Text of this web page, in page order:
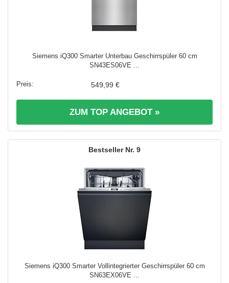
Siemens iQ300 Smarter Unterbau Geschirrspüler 60 cm
SN43ES06VE ...
549,99 €
ZUM TOP ANGEBOT »
9
Siemens iQ300 Smarter Vollintegrierter Geschirrspüler 60 cm
SN63EX06VE ...